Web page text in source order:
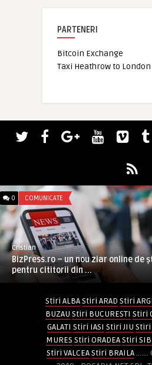
PARTENERI
Bitcoin Exchange
Taxi Heathrow to London
0 COMUNICATE
Cristian
BizPress.ro – un nou ziar online de
pentru cititorii din ...
Stiri ALBA Stiri ARAD Stiri
BUZAU Stiri BUCURESTI Stiri
GALATI Stiri IASI Stiri JIU Stiri
MURES Stiri ORADEA Stiri
Stiri VALCEA Stiri BRAILA.......